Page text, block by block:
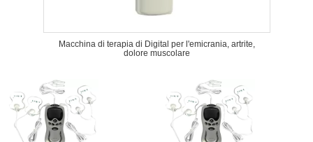
Macchina di terapia di Digital per l'emicrania, artrite,
dolore muscolare